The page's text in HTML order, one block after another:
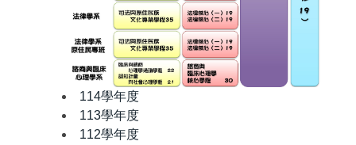
114學年度
113學年度
112學年度